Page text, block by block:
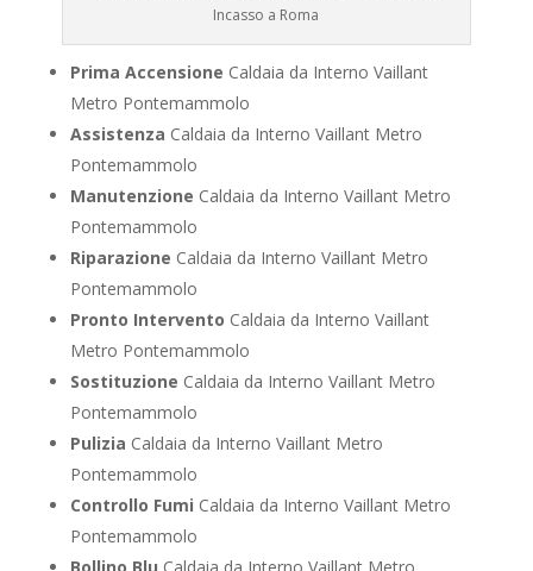
Incasso a Roma
Prima Accensione Caldaia da Interno Vaillant
Metro Pontemammolo
Assistenza Caldaia da Interno Vaillant Metro
Pontemammolo
Manutenzione Caldaia da Interno Vaillant Metro
Pontemammolo
Riparazione Caldaia da Interno Vaillant Metro
Pontemammolo
Pronto Intervento Caldaia da Interno Vaillant
Metro Pontemammolo
Sostituzione Caldaia da Interno Vaillant Metro
Pontemammolo
Pulizia Caldaia da Interno Vaillant Metro
Pontemammolo
Controllo Fumi Caldaia da Interno Vaillant Metro
Pontemammolo